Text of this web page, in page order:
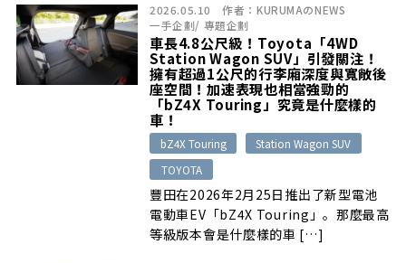
2026.05.10 作者： KURUMAのNEWS
一手企劃/ 專題企劃
車長4.8公尺級！Toyota「4WD
Station Wagon SUV」引發關注！
擁有超過1公尺的行李廂深度與寬敞後
座空間！加速表現也相當強勁的
「bZ4X Touring」究竟是什麼樣的
車！
bZ4X Touring
Station Wagon SUV
TOYOTA
豐田在2026年2月25日推出了新型電池
電動車EV「bZ4X Touring」。那麼最高
等級版本會是什麼樣的車 […]